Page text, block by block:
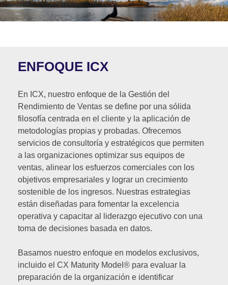
ENFOQUE ICX
En ICX, nuestro enfoque de la Gestión del
Rendimiento de Ventas se define por una sólida
filosofía centrada en el cliente y la aplicación de
metodologías propias y probadas. Ofrecemos
servicios de consultoría y estratégicos que permiten
a las organizaciones optimizar sus equipos de
ventas, alinear los esfuerzos comerciales con los
objetivos empresariales y lograr un crecimiento
sostenible de los ingresos. Nuestras estrategias
están diseñadas para fomentar la excelencia
operativa y capacitar al liderazgo ejecutivo con una
toma de decisiones basada en datos.
Basamos nuestro enfoque en modelos exclusivos,
incluido el CX Maturity Model® para evaluar la
preparación de la organización e identificar